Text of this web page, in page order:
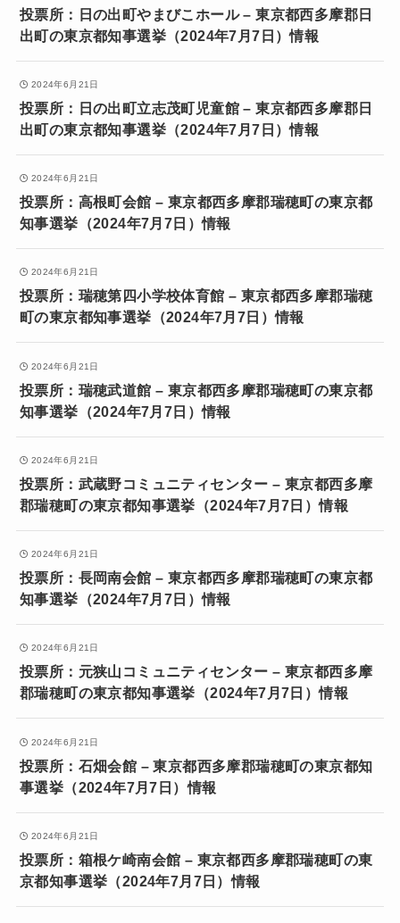
投票所：日の出町やまびこホール – 東京都西多摩郡日
出町の東京都知事選挙（2024年7月7日）情報
2024年6月21日
投票所：日の出町立志茂町児童館 – 東京都西多摩郡日
出町の東京都知事選挙（2024年7月7日）情報
2024年6月21日
投票所：高根町会館 – 東京都西多摩郡瑞穂町の東京都
知事選挙（2024年7月7日）情報
2024年6月21日
投票所：瑞穂第四小学校体育館 – 東京都西多摩郡瑞穂
町の東京都知事選挙（2024年7月7日）情報
2024年6月21日
投票所：瑞穂武道館 – 東京都西多摩郡瑞穂町の東京都
知事選挙（2024年7月7日）情報
2024年6月21日
投票所：武蔵野コミュニティセンター – 東京都西多摩
郡瑞穂町の東京都知事選挙（2024年7月7日）情報
2024年6月21日
投票所：長岡南会館 – 東京都西多摩郡瑞穂町の東京都
知事選挙（2024年7月7日）情報
2024年6月21日
投票所：元狭山コミュニティセンター – 東京都西多摩
郡瑞穂町の東京都知事選挙（2024年7月7日）情報
2024年6月21日
投票所：石畑会館 – 東京都西多摩郡瑞穂町の東京都知
事選挙（2024年7月7日）情報
2024年6月21日
投票所：箱根ケ崎南会館 – 東京都西多摩郡瑞穂町の東
京都知事選挙（2024年7月7日）情報